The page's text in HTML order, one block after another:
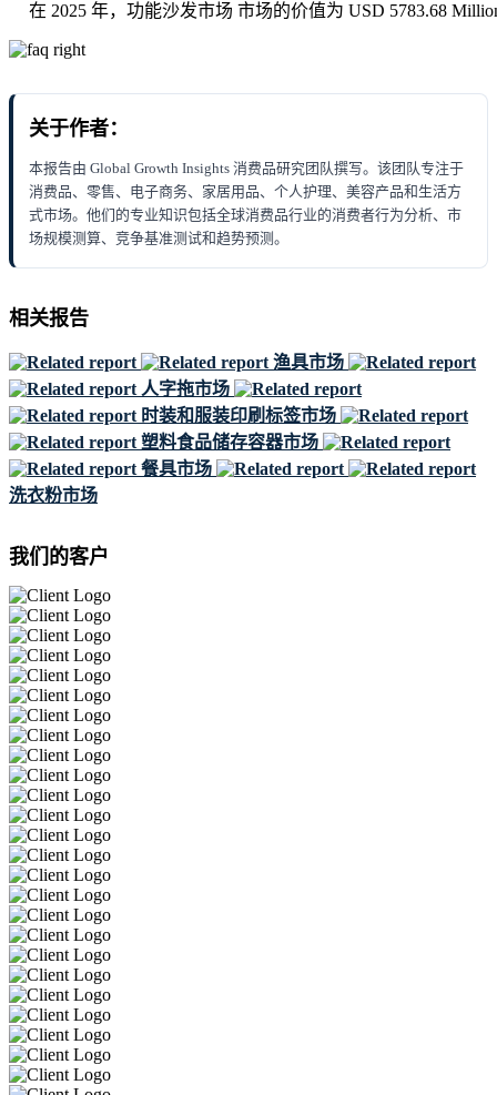
在 2025 年，功能沙发市场 市场的价值为 USD 5783.68
关于作者：
本报告由 Global Growth Insights 消费品研究团队撰写。该团队专注于
消费品、零售、电子商务、家居用品、个人护理、美容产品和生活方
式市场。他们的专业知识包括全球消费品行业的消费者行为分析、市
场规模测算、竞争基准测试和趋势预测。
相关报告
渔具市场
人字拖市场
时装和服装印刷标签市场
塑料食品储存容器市场
餐具市场
洗衣粉市场
我们的客户